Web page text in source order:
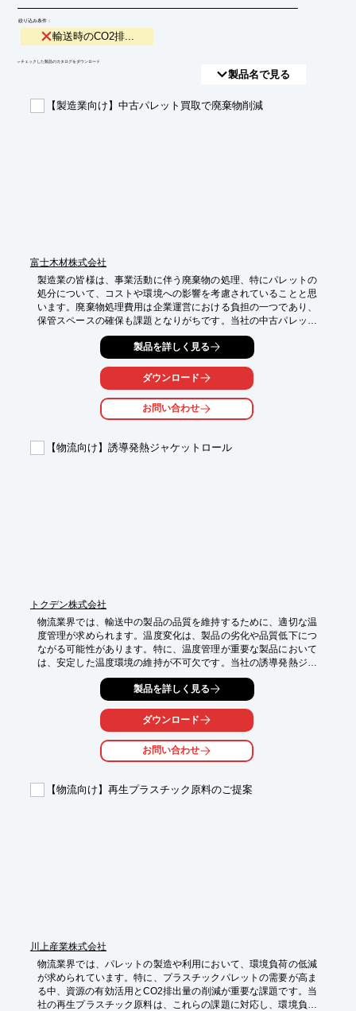
絞り込み条件：
輸送時のCO2排...
​▼チェックした製品のカタログをダウンロード
製品名で見る
【製造業向け】中古パレット買取で廃棄物削減
富士木材株式会社
製造業の皆様は、事業活動に伴う廃棄物の処理、特にパレットの
処分について、コストや環境への影響を考慮されていることと思
います。廃棄物処理費用は企業運営における負担の一つであり、
保管スペースの確保も課題となりがちです。当社の中古パレット
買取サービスは、これらの課題解決に貢献します。
【活用シーン】
・工場での原料・製品の運搬
・倉庫での保管
・物流センターでの荷役作業
・保管スペースの有効活用
製品を詳しく見る
ダウンロード
お問い合わせ
【物流向け】誘導発熱ジャケットロール
トクデン株式会社
物流業界では、輸送中の製品の品質を維持するために、適切な温
度管理が求められます。温度変化は、製品の劣化や品質低下につ
ながる可能性があります。特に、温度管理が重要な製品において
は、安定した温度環境の維持が不可欠です。当社の誘導発熱ジャ
ケットロールは、1℃以下の均一なロール表面温度を実現し、温
度管理をサポートします。さらに、最大60%の省エネを実現し、
ランニングコストを削減します。
【活用シーン】
* 温度管理が必要な製品の輸送
* 保管倉庫での温度管理
* コーティング加工
製品を詳しく見る
ダウンロード
お問い合わせ
【物流向け】再生プラスチック原料のご提案
川上産業株式会社
物流業界では、パレットの製造や利用において、環境負荷の低減
が求められています。特に、プラスチックパレットの需要が高ま
る中、資源の有効活用とCO2排出量の削減が重要な課題です。当
社の再生プラスチック原料は、これらの課題に対応し、環境負荷